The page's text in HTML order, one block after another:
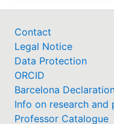
Contact
Legal Notice
Data Protection
ORCID
Barcelona
Info on research and
Professor Catalogue